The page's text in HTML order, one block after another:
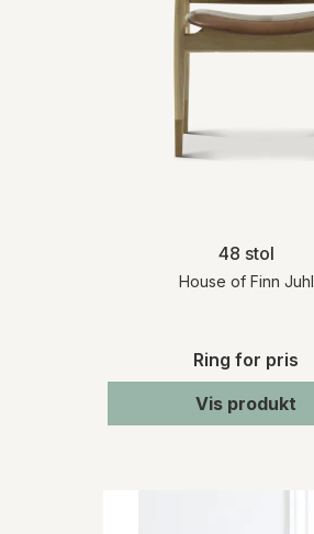
48 stol
House of Finn Juhl
Ring for pris
Vis produkt